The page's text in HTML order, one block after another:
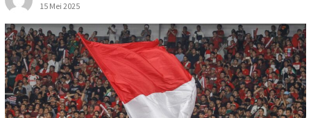
15 Mei 2025